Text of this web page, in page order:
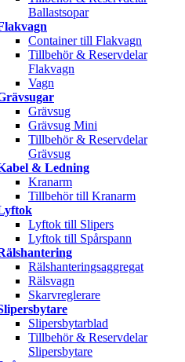
Ballastsopar
Container till Flakvagn
Tillbehör & Reservdelar
Flakvagn
Vagn
Grävsug
Grävsug Mini
Tillbehör & Reservdelar
Grävsug
& Ledning
Kranarm
Tillbehör till Kranarm
Lyftok till Slipers
Lyftok till Spårspann
Rälshanteringsaggregat
Rälsvagn
Skarvreglerare
Slipersbytarblad
Tillbehör & Reservdelar
Slipersbytare